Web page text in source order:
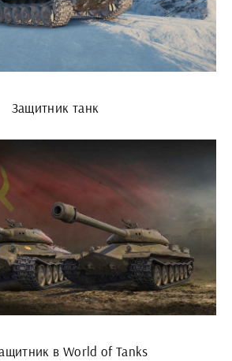
Защитник танк
в World of Tanks